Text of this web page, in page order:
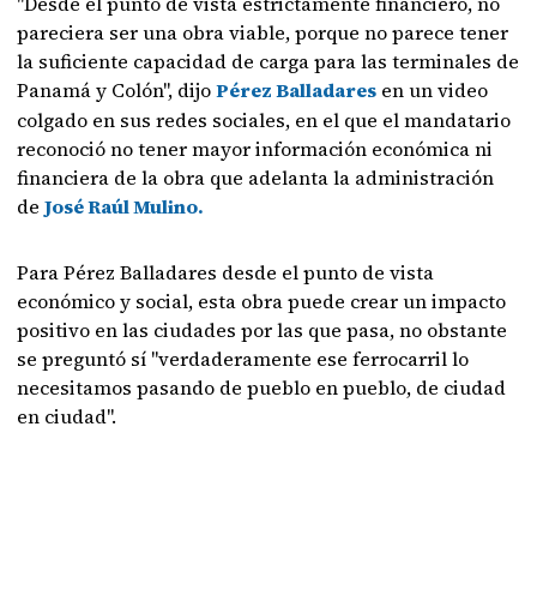
pareciera ser una obra viable, porque no parece tener
la suficiente capacidad de carga para las terminales de
Panamá y Colón", dijoPérez Balladares en un video
colgado en sus redes sociales, en el que el mandatario
reconoció no tener mayor información económica ni
financiera de la obra que adelanta la administración
deJosé Raúl Mulino.
Para Pérez Balladares desde el punto de vista
económico y social, esta obra puede crear un impacto
positivo en las ciudades por las que pasa, no obstante
se preguntó sí "verdaderamente ese ferrocarril lo
necesitamos pasando de pueblo en pueblo, de ciudad
en ciudad".